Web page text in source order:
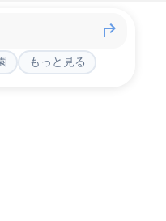
もっと見る